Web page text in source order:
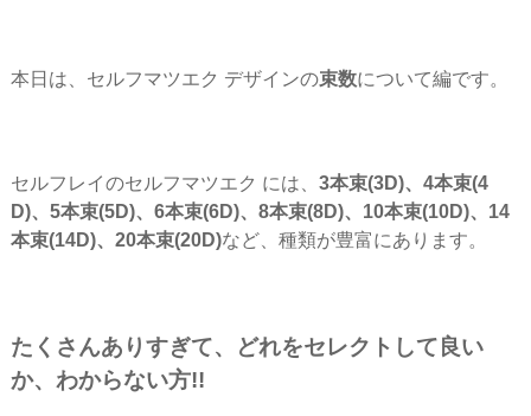
本日は、セルフマツエク デザインの束数について編です。
セルフレイのセルフマツエク には、 3本束(3D)、4本束(4
D)、5本束(5D)、6本束(6D)、8本束(8D)、10本束(10D)、14
本束(14D)、20本束(20D)など、種類が豊富にあります。
たくさんありすぎて、どれをセレクトして良い
か、わからない方!!